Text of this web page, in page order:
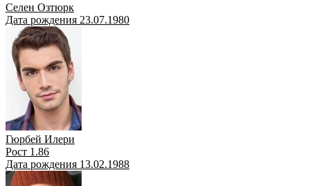
Селен Озтюрк
Дата рождения 23.07.1980
Гюрбей Илери
Рост 1.86
Дата рождения 13.02.1988